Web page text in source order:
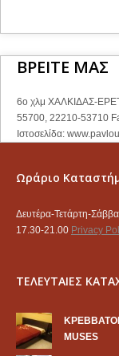
ΒΡΕΙΤΕ ΜΑΣ
6ο χλμ ΧΑΛΚΙΔΑΣ-
55700, 22210-53710
Ιστοσελίδα:
Ωράριο
Δευτέρα-Τετάρτη-
17.30-21.00 Privacy
ΤΕΛΕΥΤΑΙΕΣ
MUSES